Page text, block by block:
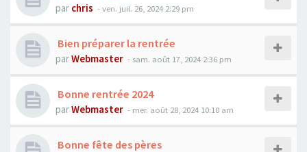
par chris - ven. juil. 26, 2024 2:29 pm
Bien préparer la rentrée
parWebmaster - sam. août 17, 2024 2:36 pm
Bonne rentrée 2024
parWebmaster - mer. août 28, 2024 10:10 am
Bonne fête des pères